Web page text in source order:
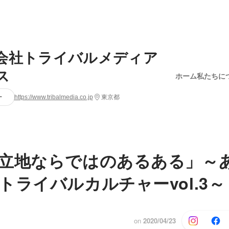
社トライバルメディア
https://www.tribalmedia.co.jp 東京都
ホーム私たちに
地ならではのあるある」～
ライバルカルチャーvol.3～
on 2020/04/23